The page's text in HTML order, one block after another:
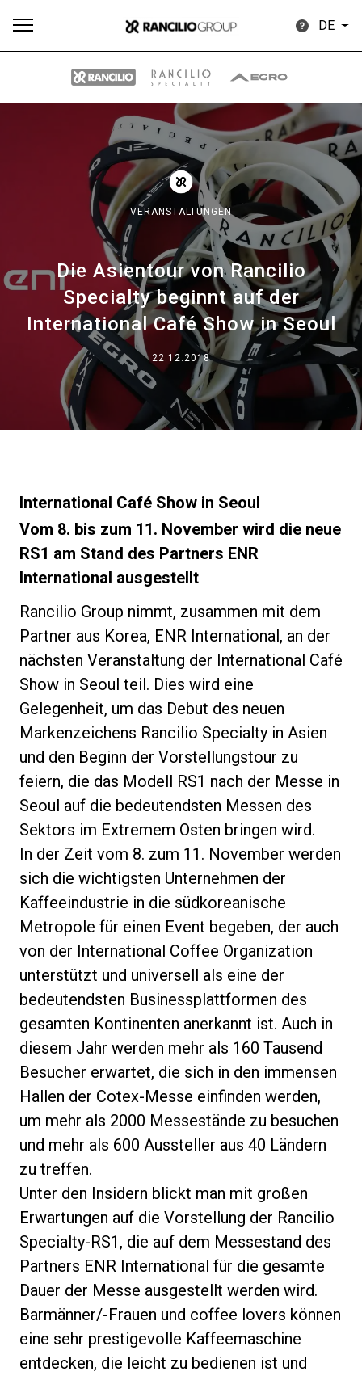
DE
VERANSTALTUNGEN
Die Asientour von Rancilio
Specialty beginnt auf der
International Café Show in Seoul
22.12.2018
International Café Show in Seoul
Vom 8. bis zum 11. November wird die neue
RS1 am Stand des Partners ENR
International ausgestellt
Rancilio Group nimmt, zusammen mit dem
Partner aus Korea, ENR International, an der
nächsten Veranstaltung der International Café
Show in Seoul teil. Dies wird eine
Gelegenheit, um das Debut des neuen
Markenzeichens Rancilio Specialty in Asien
und den Beginn der Vorstellungstour zu
feiern, die das Modell RS1 nach der Messe in
Seoul auf die bedeutendsten Messen des
Sektors im Extremem Osten bringen wird.
In der Zeit vom 8. zum 11. November werden
sich die wichtigsten Unternehmen der
Kaffeeindustrie in die südkoreanische
Metropole für einen Event begeben, der auch
von der International Coffee Organization
unterstützt und universell als eine der
bedeutendsten Businessplattformen des
gesamten Kontinenten anerkannt ist. Auch in
diesem Jahr werden mehr als 160 Tausend
Besucher erwartet, die sich in den immensen
Hallen der Cotex-Messe einfinden werden,
um mehr als 2000 Messestände zu besuchen
und mehr als 600 Aussteller aus 40 Ländern
zu treffen.
Unter den Insidern blickt man mit großen
Erwartungen auf die Vorstellung der Rancilio
Specialty-RS1, die auf dem Messestand des
Partners ENR International für die gesamte
Dauer der Messe ausgestellt werden wird.
Barmänner/-Frauen und coffee lovers können
eine sehr prestigevolle Kaffeemaschine
entdecken, die leicht zu bedienen ist und
Produkte Nachrichten Herunterladen
Our brands
Gruppe
Nachrichten
Unsere Labore
Nachhaltigkeit
Connect
Kontaktieren Sie uns
Datenschutzerklärung